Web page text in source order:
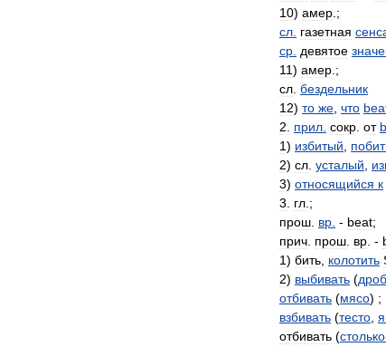
10) амер .;
сл газетная
ср девятое
11) амер .;
сл бездельник
12) то же что
2
прил сокр от
1) избитый
2) сл усталый
3) относящийся к
3
гл .;
прош вр - beat;
прич прош вр . -
1) бить колотить
2) выбивать (
отбивать (мясо) ;
взбивать (тесто
отбивать (столько